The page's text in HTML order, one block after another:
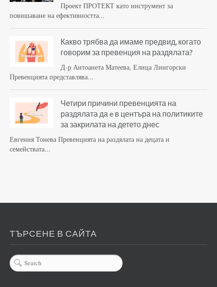
Проект ПРОТЕКТ като инструмент за
повишаване на ефективността...
Какво трябва да имаме предвид, когато
говорим за превенция на раздялата?
Д-р Антоанета Матеева, Елица Лингорски
Превенцията представлява...
Четири причини превенцията на
раздялата да e в центъра на политиките
за закрилата на детето днес
Евгения Тонева Превенцията на раздялата на децата и
семействата...
ТЪРСЕНЕ В САЙТА